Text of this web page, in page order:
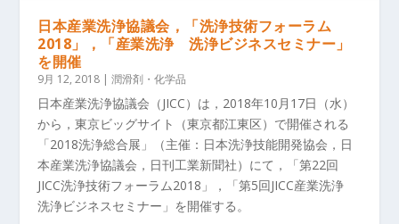
日本産業洗浄協議会，「洗浄技術フォーラム
2018」，「産業洗浄 洗浄ビジネスセミナー」
を開催
9月 12, 2018 |潤滑剤・化学品
日本産業洗浄協議会（JICC）は，2018年10月17日（水）
から，東京ビッグサイト（東京都江東区）で開催される
「2018洗浄総合展」（主催：日本洗浄技能開発協会，日
本産業洗浄協議会，日刊工業新聞社）にて，「第22回
JICC洗浄技術フォーラム2018」，「第5回JICC産業洗浄
洗浄ビジネスセミナー」を開催する。